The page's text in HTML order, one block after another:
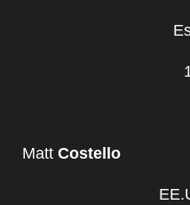
Matt Costello